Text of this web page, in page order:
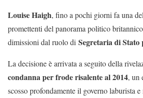
Louise Haigh, fino a pochi giorni fa una
promettenti del panorama politico
dimissioni dal ruolo di Segretaria di
La decisione è arrivata a seguito della
condanna per frode risalente al 2014, un
scosso profondamente il governo laburista